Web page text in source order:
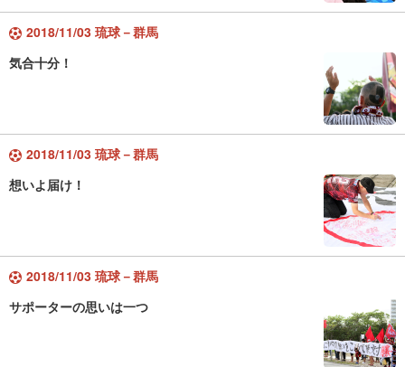
2018/11/03 琉球－群馬
気合十分！
2018/11/03 琉球－群馬
想いよ届け！
2018/11/03 琉球－群馬
サポーターの思いは一つ